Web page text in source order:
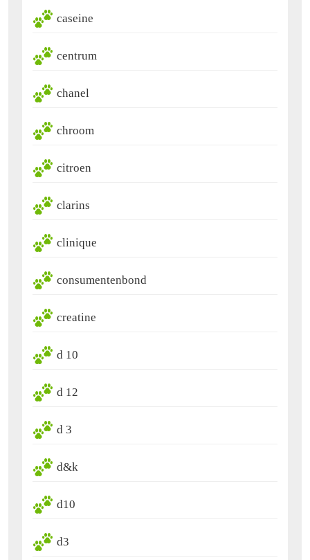
caseine
centrum
chanel
chroom
citroen
clarins
clinique
consumentenbond
creatine
d 10
d 12
d 3
d&k
d10
d3